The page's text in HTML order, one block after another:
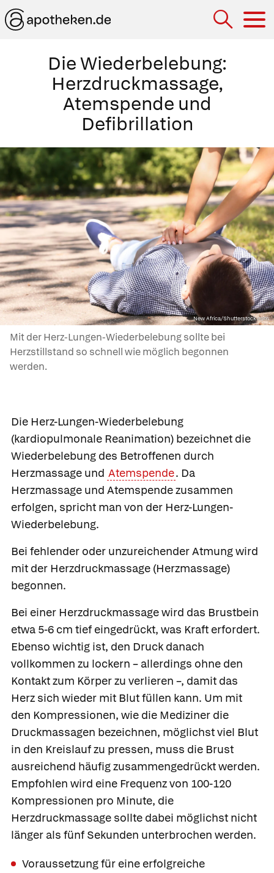
Die Wiederbelebung:
Herzdruckmassage,
Atemspende und
Defibrillation
New Africa/Shutterstock.com
Mit der Herz-Lungen-Wiederbelebung sollte bei
Herzstillstand so schnell wie möglich begonnen
werden.
Die Herz-Lungen-Wiederbelebung
(kardiopulmonale Reanimation) bezeichnet die
Wiederbelebung des Betroffenen durch
Herzmassage und Atemspende. Da
Herzmassage und Atemspende zusammen
erfolgen, spricht man von der Herz-Lungen-
Wiederbelebung.
Bei fehlender oder unzureichender Atmung wird
mit der Herzdruckmassage (Herzmassage)
begonnen.
Bei einer Herzdruckmassage wird das Brustbein
etwa 5-6 cm tief eingedrückt, was Kraft erfordert.
Ebenso wichtig ist, den Druck danach
vollkommen zu lockern – allerdings ohne den
Kontakt zum Körper zu verlieren –, damit das
Herz sich wieder mit Blut füllen kann. Um mit
den Kompressionen, wie die Mediziner die
Druckmassagen bezeichnen, möglichst viel Blut
in den Kreislauf zu pressen, muss die Brust
ausreichend häufig zusammengedrückt werden.
Empfohlen wird eine Frequenz von 100-120
Kompressionen pro Minute, die
Herzdruckmassage sollte dabei möglichst nicht
länger als fünf Sekunden unterbrochen werden.
Voraussetzung für eine erfolgreiche